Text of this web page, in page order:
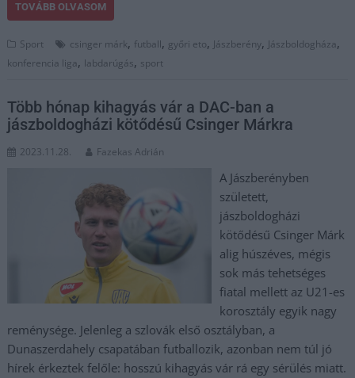
TOVÁBB OLVASOM
Sport csinger márk, futball, győri eto, Jászberény, Jászboldogháza,
konferencia liga, labdarúgás, sport
Több hónap kihagyás vár a DAC-ban a
jászboldogházi kötődésű Csinger Márkra
2023.11.28. Fazekas Adrián
A Jászberényben
született,
jászboldogházi
kötődésű Csinger Márk
alig húszéves, mégis
sok más tehetséges
fiatal mellett az U21-es
korosztály egyik nagy
reménysége. Jelenleg a szlovák első osztályban, a
Dunaszerdahely csapatában futballozik, azonban nem túl jó
hírek érkeztek felőle: hosszú kihagyás vár rá egy sérülés miatt.